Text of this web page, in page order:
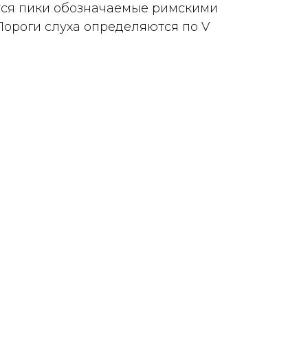
пики обозначаемые римскими
слуха определяются по V